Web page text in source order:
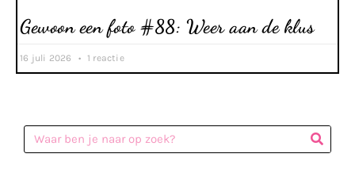
Gewoon een foto #88: Weer aan de klus
16 juli 2026 1 reactie